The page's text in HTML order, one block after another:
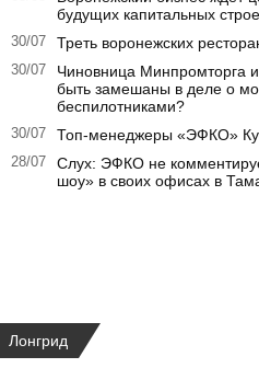
будущих капитальных
30/07 Треть воронежских
30/07
Чиновница Минпромторга
быть замешаны в деле о
беспилотниками?
30/07 Топ-менеджеры «ЭФКО»
28/07
Слух: ЭФКО не
шоу» в своих офисах в
Лонгрид